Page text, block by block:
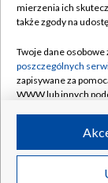
Naziemna
Rada
System NOS
Informacje o
Program dla
mierzenia ich
także zgody na
Twoje dane osobowe
poszczególnych
zapisywane za
WWW lub innych
ruchu w Internecie.
Twoje dane